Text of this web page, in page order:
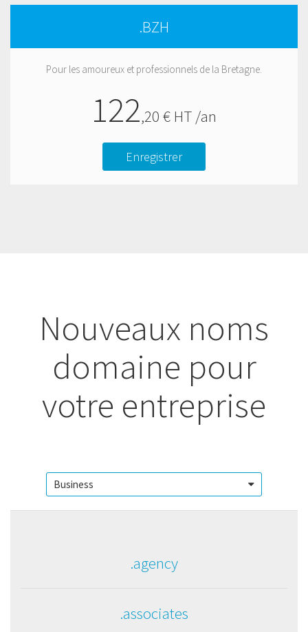
.BZH
Pour les amoureux et professionnels de la Bretagne.
122,20 € HT /an
Enregistrer
Nouveaux noms
domaine pour
votre entreprise
.agency
.associates